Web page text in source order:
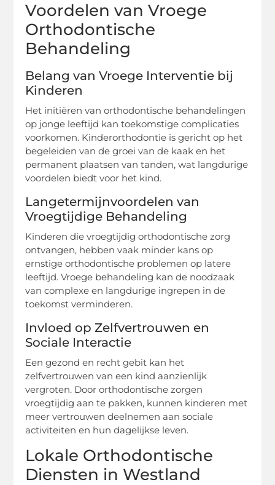
Voordelen van Vroege
Orthodontische
Behandeling
Belang van Vroege Interventie bij
Kinderen
Het initiëren van orthodontische behandelingen
op jonge leeftijd kan toekomstige complicaties
voorkomen. Kinderorthodontie is gericht op het
begeleiden van de groei van de kaak en het
permanent plaatsen van tanden, wat langdurige
voordelen biedt voor het kind.
Langetermijnvoordelen van
Vroegtijdige Behandeling
Kinderen die vroegtijdig orthodontische zorg
ontvangen, hebben vaak minder kans op
ernstige orthodontische problemen op latere
leeftijd. Vroege behandeling kan de noodzaak
van complexe en langdurige ingrepen in de
toekomst verminderen.
Invloed op Zelfvertrouwen en
Sociale Interactie
Een gezond en recht gebit kan het
zelfvertrouwen van een kind aanzienlijk
vergroten. Door orthodontische zorgen
vroegtijdig aan te pakken, kunnen kinderen met
meer vertrouwen deelnemen aan sociale
activiteiten en hun dagelijkse leven.
Lokale Orthodontische
Diensten in Westland